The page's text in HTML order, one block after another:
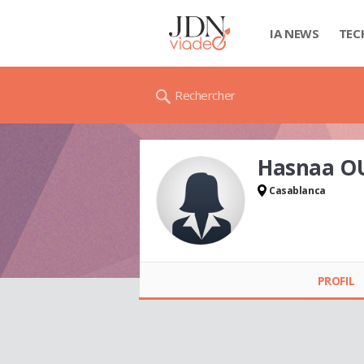
IA NEWS
Rechercher
Hasnaa
Casablanca
PROFIL